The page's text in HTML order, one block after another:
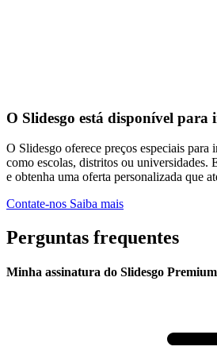
O Slidesgo está disponível para
O Slidesgo oferece preços especiais para
como escolas, distritos ou universidades.
e obtenha uma oferta personalizada que
Contate-nos Saiba mais
Perguntas frequentes
Minha assinatura do Slidesgo